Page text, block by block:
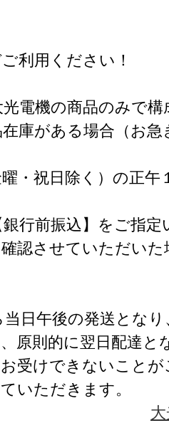
利用ください！
電機の商品のみで構
庫がある場合（お急
・祝日除く）の正午
行前振込】をご指定
認させていただいた
日午後の発送となり
原則的に翌日配達と
受けできないこと
いただきます。